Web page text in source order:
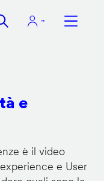
e
è il video
e User